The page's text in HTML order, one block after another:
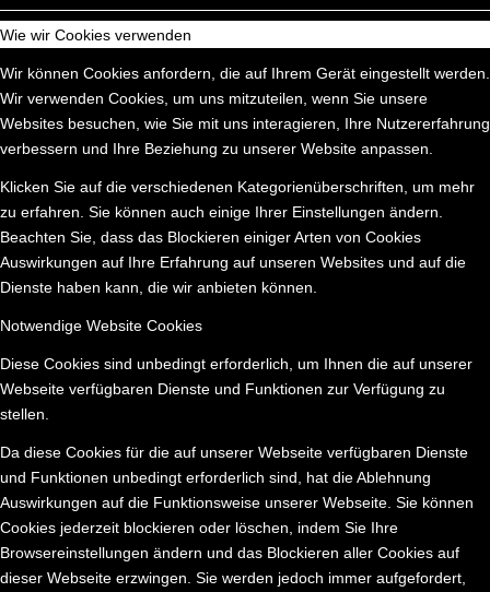
Wie wir Cookies verwenden
Wir können Cookies anfordern, die auf Ihrem Gerät eingestellt werden.
Wir verwenden Cookies, um uns mitzuteilen, wenn Sie unsere
Websites besuchen, wie Sie mit uns interagieren, Ihre Nutzererfahrung
verbessern und Ihre Beziehung zu unserer Website anpassen.
Klicken Sie auf die verschiedenen Kategorienüberschriften, um mehr
zu erfahren. Sie können auch einige Ihrer Einstellungen ändern.
Beachten Sie, dass das Blockieren einiger Arten von Cookies
Auswirkungen auf Ihre Erfahrung auf unseren Websites und auf die
Dienste haben kann, die wir anbieten können.
Notwendige Website Cookies
Diese Cookies sind unbedingt erforderlich, um Ihnen die auf unserer
Webseite verfügbaren Dienste und Funktionen zur Verfügung zu
stellen.
Da diese Cookies für die auf unserer Webseite verfügbaren Dienste
und Funktionen unbedingt erforderlich sind, hat die Ablehnung
Auswirkungen auf die Funktionsweise unserer Webseite. Sie können
Cookies jederzeit blockieren oder löschen, indem Sie Ihre
Browsereinstellungen ändern und das Blockieren aller Cookies auf
dieser Webseite erzwingen. Sie werden jedoch immer aufgefordert,